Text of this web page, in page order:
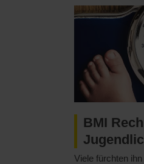
BMI
Viele fürchten